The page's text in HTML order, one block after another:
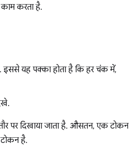
करता है.
इससे यह पक्का होता है कि हर चंक में,
पर दिखाया जाता है. औसतन, एक टोकन
है.